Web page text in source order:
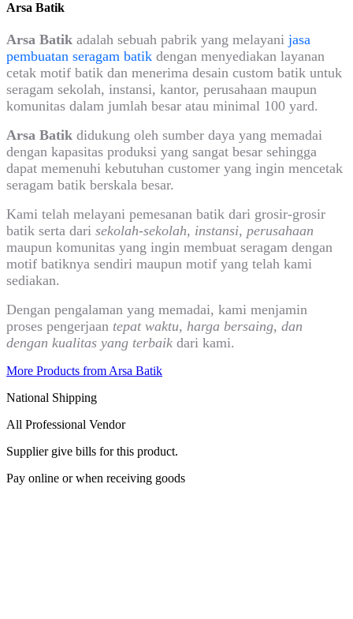
Arsa Batik
Arsa Batik adalah sebuah pabrik yang melayani jasa
pembuatan seragam batik dengan menyediakan layanan
cetak motif batik dan menerima desain custom batik untuk
seragam sekolah, instansi, kantor, perusahaan maupun
komunitas dalam jumlah besar atau minimal 100 yard.
Arsa Batik didukung oleh sumber daya yang memadai
dengan kapasitas produksi yang sangat besar sehingga
dapat memenuhi kebutuhan customer yang ingin mencetak
seragam batik berskala besar.
Kami telah melayani pemesanan batik dari grosir-grosir
batik serta dari sekolah-sekolah, instansi, perusahaan
maupun komunitas yang ingin membuat seragam dengan
motif batiknya sendiri maupun motif yang telah kami
sediakan.
Dengan pengalaman yang memadai, kami menjamin
proses pengerjaan tepat waktu, harga bersaing, dan
dengan kualitas yang terbaik dari kami.
More Products from Arsa Batik
National Shipping
All Professional Vendor
Supplier give bills for this product.
Pay online or when receiving goods